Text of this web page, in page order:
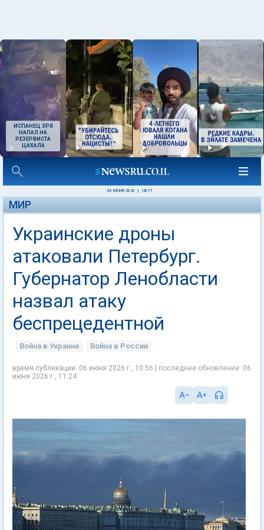
ИСПАНЕЦ ЗРЯ
НАПАЛ НА
РЕЗЕРВИСТА
ЦАХАЛА
06 ИЮНЯ 2026 18:17
МИР
Украинские дроны
атаковали Петербург.
Губернатор Ленобласти
назвал атаку
беспрецедентной
Война в Украине Война в России
время публикации: 06 июня 2026 г., 10:56 | последнее обновление: 06
июня 2026 г., 11:24